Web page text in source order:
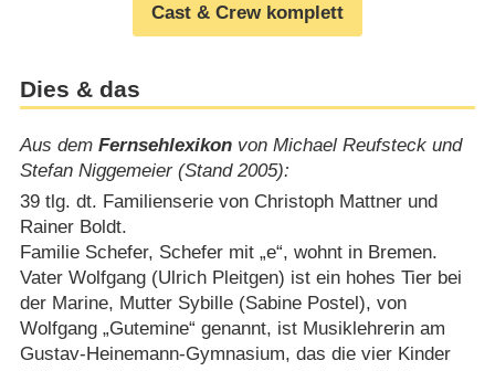
Cast & Crew komplett
Dies & das
Aus dem Fernsehlexikonvon Michael Reufsteck und
Stefan Niggemeier (Stand 2005):
39 tlg. dt. Familienserie von Christoph Mattner und
Rainer Boldt.
Familie Schefer, Schefer mit „e“, wohnt in Bremen.
Vater Wolfgang (Ulrich Pleitgen) ist ein hohes Tier bei
der Marine, Mutter Sybille (Sabine Postel), von
Wolfgang „Gutemine“ genannt, ist Musiklehrerin am
Gustav-Heinemann-Gymnasium, das die vier Kinder